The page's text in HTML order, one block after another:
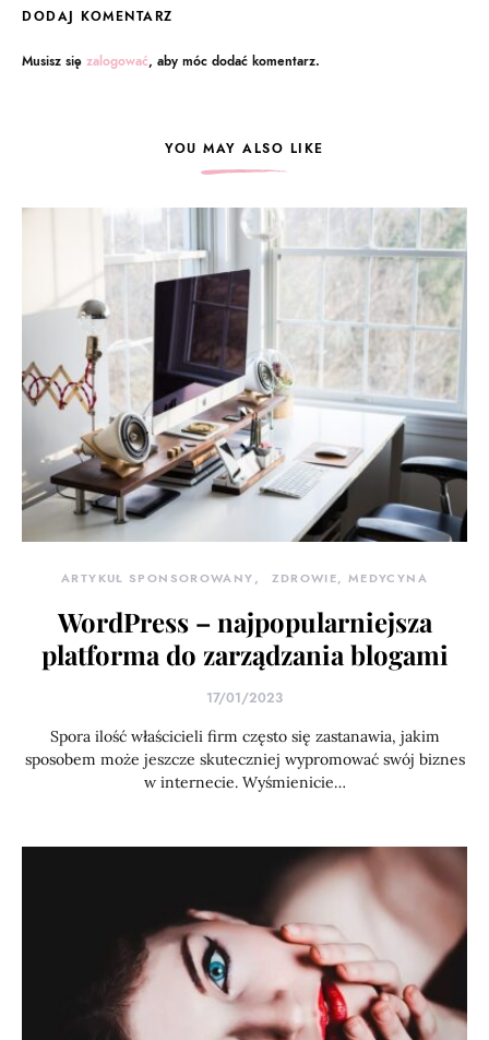
DODAJ KOMENTARZ
Musisz się zalogować, aby móc dodać komentarz.
YOU MAY ALSO LIKE
ARTYKUŁ SPONSOROWANY ZDROWIE, MEDYCYNA
WordPress – najpopularniejsza
platforma do zarządzania blogami
17/01/2023
Spora ilość właścicieli firm często się zastanawia, jakim
sposobem może jeszcze skuteczniej wypromować swój biznes
w internecie. Wyśmienicie…